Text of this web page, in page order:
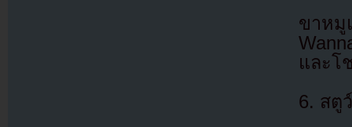
ขาหมู
และโ
6. สตู